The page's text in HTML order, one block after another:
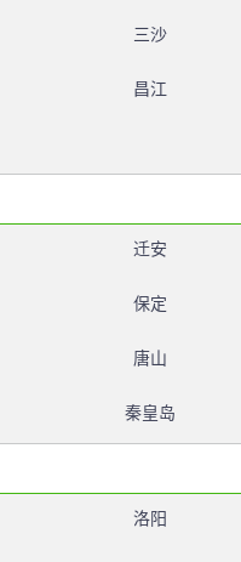
三沙
昌江
迁安
保定
唐山
秦皇岛
洛阳